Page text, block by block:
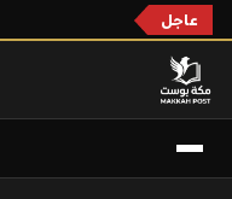
عاجل